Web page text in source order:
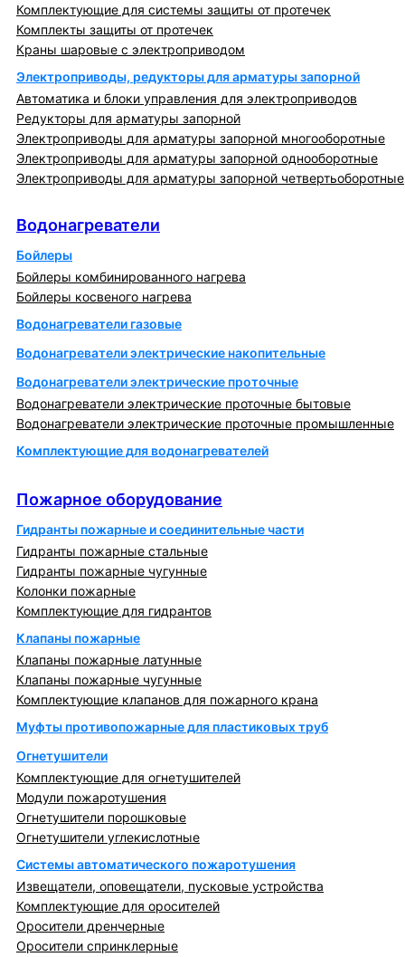
Комплектующие для системы защиты от протечек
Комплекты защиты от протечек
Краны шаровые с электроприводом
Электроприводы, редукторы для арматуры запорной
Автоматика и блоки управления для электроприводов
Редукторы для арматуры запорной
Электроприводы для арматуры запорной многооборотные
Электроприводы для арматуры запорной однооборотные
Электроприводы для арматуры запорной четвертьоборотные
Водонагреватели
Бойлеры
Бойлеры комбинированного нагрева
Бойлеры косвеного нагрева
Водонагреватели газовые
Водонагреватели электрические накопительные
Водонагреватели электрические проточные
Водонагреватели электрические проточные бытовые
Водонагреватели электрические проточные промышленные
Комплектующие для водонагревателей
Пожарное оборудование
Гидранты пожарные и соединительные части
Гидранты пожарные стальные
Гидранты пожарные чугунные
Колонки пожарные
Комплектующие для гидрантов
Клапаны пожарные
Клапаны пожарные латунные
Клапаны пожарные чугунные
Комплектующие клапанов для пожарного крана
Муфты противопожарные для пластиковых труб
Огнетушители
Комплектующие для огнетушителей
Модули пожаротушения
Огнетушители порошковые
Огнетушители углекислотные
Системы автоматического пожаротушения
Извещатели, оповещатели, пусковые устройства
Комплектующие для оросителей
Оросители дренчерные
Оросители спринклерные